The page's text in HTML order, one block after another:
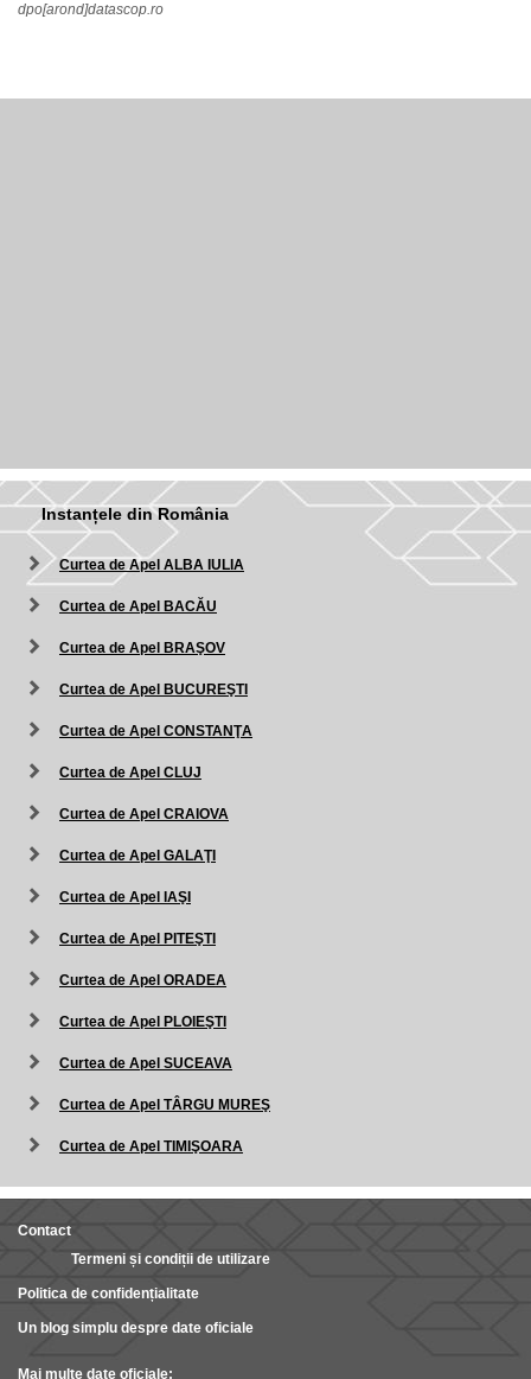
dpo[arond]datascop.ro
Instanțele din România
Curtea de Apel ALBA IULIA
Curtea de Apel BACĂU
Curtea de Apel BRAŞOV
Curtea de Apel BUCUREŞTI
Curtea de Apel CONSTANŢA
Curtea de Apel CLUJ
Curtea de Apel CRAIOVA
Curtea de Apel GALAŢI
Curtea de Apel IAŞI
Curtea de Apel PITEŞTI
Curtea de Apel ORADEA
Curtea de Apel PLOIEŞTI
Curtea de Apel SUCEAVA
Curtea de Apel TÂRGU MUREŞ
Curtea de Apel TIMIŞOARA
Contact
Termeni și condiții de utilizare
Politica de confidențialitate
Un blog simplu despre date oficiale
Mai multe date oficiale: